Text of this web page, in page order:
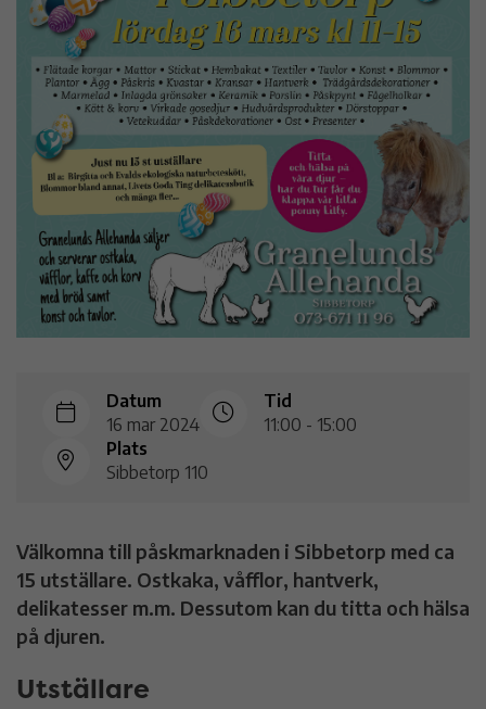
Datum
16 mar 2024
Tid
11:00 - 15:00
Plats
Sibbetorp 110
Välkomna till påskmarknaden i Sibbetorp med ca
15 utställare. Ostkaka, våfflor, hantverk,
delikatesser m.m. Dessutom kan du titta och hälsa
på djuren.
Utställare